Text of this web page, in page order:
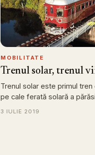
MOBILITATE
Trenul solar, trenul
Trenul solar este primul
pe cale ferată solară a
3 IULIE 2019